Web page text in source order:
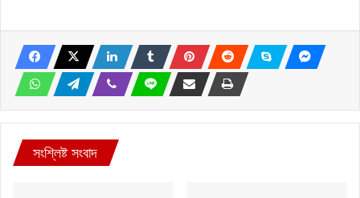
সংশ্লিষ্ট সংবাদ